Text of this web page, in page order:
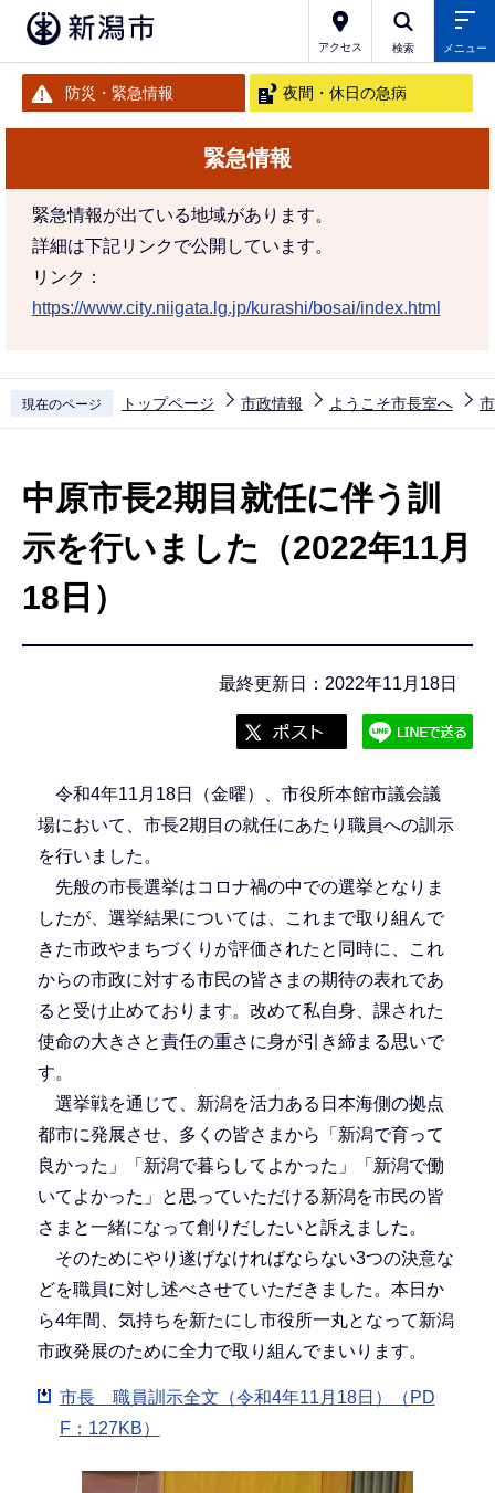
アクセス 検索 メニュー
防災・緊急情報 夜間・休日の急病
緊急情報
緊急情報が出ている地域があります。
詳細は下記リンクで公開しています。
リンク：
https://www.city.niigata.lg.jp/kurashi/bosai/index.html
現在のページ トップページ 市政情報 ようこそ市長室へ
中原市長2期目就任に伴う訓
示を行いました（2022年11月
18日）
最終更新日：2022年11月18日
令和4年11月18日（金曜）、市役所本館市議会議
場において、市長2期目の就任にあたり職員への訓示
を行いました。
先般の市長選挙はコロナ禍の中での選挙となりま
したが、選挙結果については、これまで取り組んで
きた市政やまちづくりが評価されたと同時に、これ
からの市政に対する市民の皆さまの期待の表れであ
ると受け止めております。改めて私自身、課された
使命の大きさと責任の重さに身が引き締まる思いで
す。
選挙戦を通じて、新潟を活力ある日本海側の拠点
都市に発展させ、多くの皆さまから「新潟で育って
良かった」「新潟で暮らしてよかった」「新潟で働
いてよかった」と思っていただける新潟を市民の皆
さまと一緒になって創りだしたいと訴えました。
そのためにやり遂げなければならない3つの決意な
どを職員に対し述べさせていただきました。本日か
ら4年間、気持ちを新たにし市役所一丸となって新潟
市政発展のために全力で取り組んでまいります。
市長 職員訓示全文（令和4年11月18日）（PD
F：127KB）